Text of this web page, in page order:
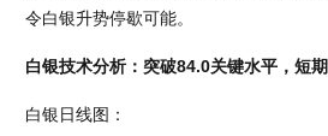
令白银升势停歇可能。
白银技术分析：突破84.0关键水平，短
白银日线图：